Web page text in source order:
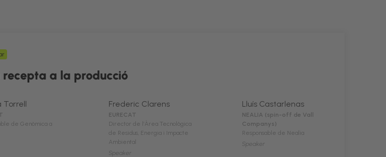
a la producció
Torrell
de Genòmica a
Frederic Clarens
EURECAT
Director de l’Àrea Tecnològica
de Residus, Energia i Impacte
Ambiental
Speaker
Lluís Castarlenas
NEALIA (spin-off de Vall
Companys)
Responsable de Nealia
Speaker